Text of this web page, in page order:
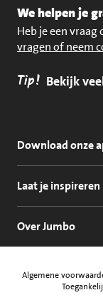
We helpen je
Heb je een vraag
vragen of neem
Tip! Bekijk
Download onze
Laat je inspireren
Over Jumbo
Algemene